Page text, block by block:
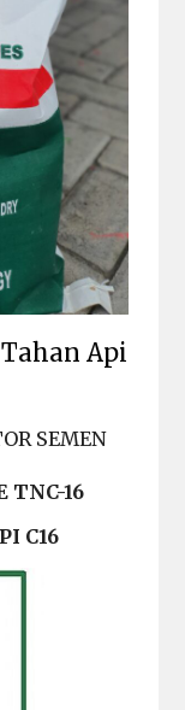
Tahan Api
SEMEN
TNC-16
C16